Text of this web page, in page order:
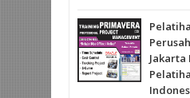
Jakarta